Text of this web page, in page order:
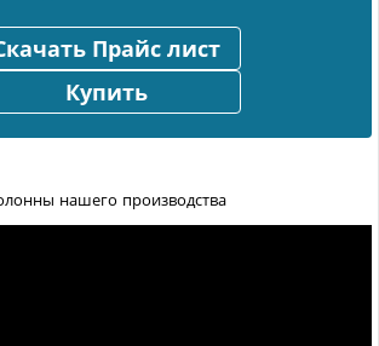
Прайс лист
Купить
нашего производства